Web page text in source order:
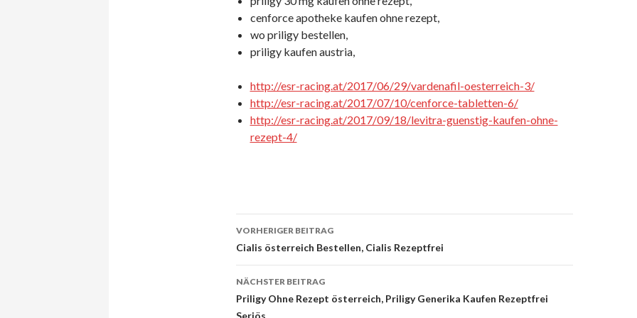
cenforce apotheke kaufen ohne rezept,
wo priligy bestellen,
priligy kaufen austria,
http://esr-racing.at/2017/06/29/vardenafil-oesterreich-3/
http://esr-racing.at/2017/07/10/cenforce-tabletten-6/
http://esr-racing.at/2017/09/18/levitra-guenstig-kaufen-ohne-
rezept-4/
Beitrags-
Navigation
VORHERIGER BEITRAG
Cialis österreich Bestellen, Cialis Rezeptfrei
NÄCHSTER BEITRAG
Priligy Ohne Rezept österreich, Priligy Generika Kaufen Rezeptfrei
Seriös